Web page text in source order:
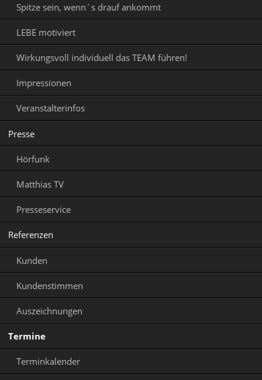
Spitze sein, wenn´s drauf ankommt
LEBE motiviert
Wirkungsvoll individuell das TEAM führen!
Impressionen
Veranstalterinfos
Presse
Hörfunk
Matthias TV
Presseservice
Referenzen
Kunden
Kundenstimmen
Auszeichnungen
Termine
Terminkalender